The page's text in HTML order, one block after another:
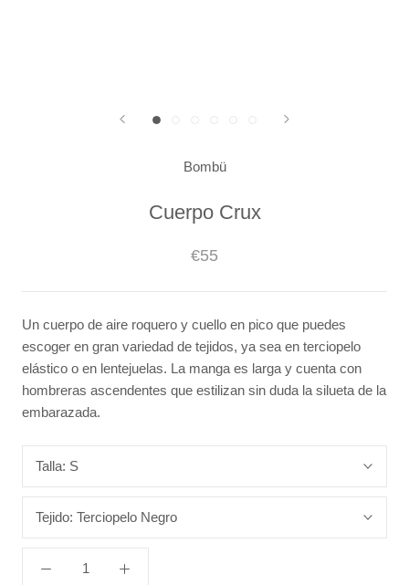
Bombü
Cuerpo Crux
€55
Un cuerpo de aire roquero y cuello en pico que puedes
escoger en gran variedad de tejidos, ya sea en terciopelo
elástico o en lentejuelas. La manga es larga y cuenta con
hombreras ascendentes que estilizan sin duda la silueta de la
embarazada.
Talla: S
Tejido: Terciopelo Negro